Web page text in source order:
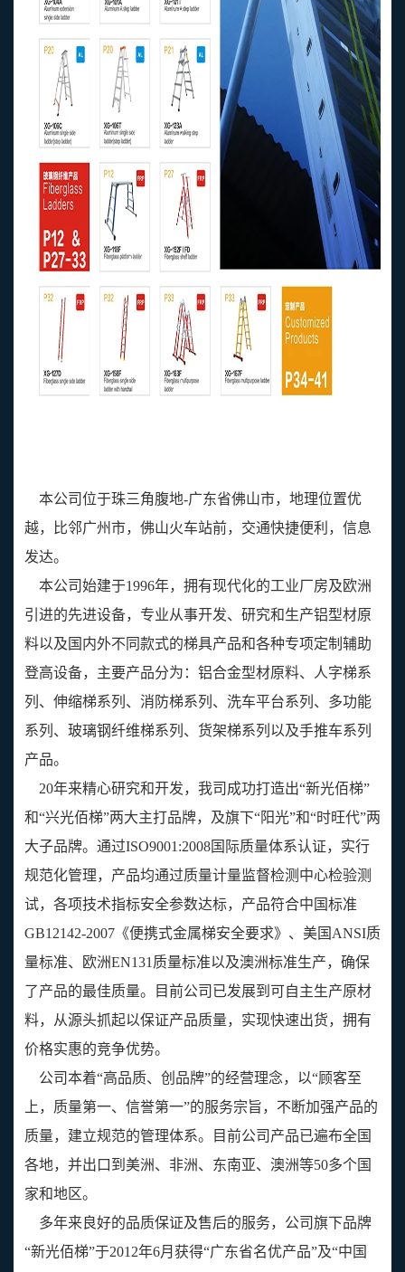
本公司位于珠三角腹地-广东省佛山市，地理位置优
越，比邻广州市，佛山火车站前，交通快捷便利，信息
发达。
本公司始建于1996年，拥有现代化的工业厂房及欧洲
引进的先进设备，专业从事开发、研究和生产铝型材原
料以及国内外不同款式的梯具产品和各种专项定制辅助
登高设备，主要产品分为：铝合金型材原料、人字梯系
列、伸缩梯系列、消防梯系列、洗车平台系列、多功能
系列、玻璃钢纤维梯系列、货架梯系列以及手推车系列
产品。
20年来精心研究和开发，我司成功打造出“新光佰梯”
和“兴光佰梯”两大主打品牌，及旗下“阳光”和“时旺代”两
大子品牌。通过ISO9001:2008国际质量体系认证，实行
规范化管理，产品均通过质量计量监督检测中心检验测
试，各项技术指标安全参数达标，产品符合中国标准
GB12142-2007《便携式金属梯安全要求》、美国ANSI质
量标准、欧洲EN131质量标准以及澳洲标准生产，确保
了产品的最佳质量。目前公司已发展到可自主生产原材
料，从源头抓起以保证产品质量，实现快速出货，拥有
价格实惠的竞争优势。
公司本着“高品质、创品牌”的经营理念，以“顾客至
上，质量第一、信誉第一”的服务宗旨，不断加强产品的
质量，建立规范的管理体系。目前公司产品已遍布全国
各地，并出口到美洲、非洲、东南亚、澳洲等50多个国
家和地区。
多年来良好的品质保证及售后的服务，公司旗下品牌
“新光佰梯”于2012年6月获得“广东省名优产品”及“中国